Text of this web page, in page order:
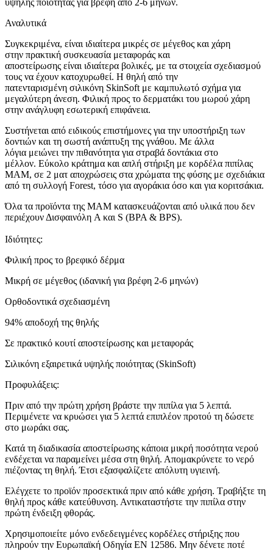
υψηλής ποιότητας για βρέφη από 2-6 μηνών.
Αναλυτικά
Συγκεκριμένα, είναι ιδιαίτερα μικρές σε μέγεθος και χάρη
στην πρακτική συσκευασία μεταφοράς και
αποστείρωσης είναι ιδιαίτερα βολικές, με τα στοιχεία σχεδιασμού
τους να έχουν κατοχυρωθεί. Η θηλή από την
πατενταρισμένη σιλικόνη SkinSoft με καμπυλωτό σχήμα για
μεγαλύτερη άνεση. Φιλική προς το δερματάκι του μωρού χάρη
στην ανάγλυφη εσωτερική επιφάνεια.
Συστήνεται από ειδικούς επιστήμονες για την υποστήριξη των
δοντιών και τη σωστή ανάπτυξη της γνάθου. Με άλλα
λόγια μειώνει την πιθανότητα για στραβά δοντάκια στο
μέλλον. Εύκολο κράτημα και απλή στήριξη με κορδέλα πιπίλας
MAM, σε 2 ματ αποχρώσεις στα χρώματα της φύσης με σχεδιάκια
από τη συλλογή Forest, τόσο για αγοράκια όσο και για κοριτσάκια.
Όλα τα προϊόντα της MAM κατασκευάζονται από υλικά που δεν
περιέχουν Δισφαινόλη A και S (BPA & BPS).
Ιδιότητες:
Φιλική προς το βρεφικό δέρμα
Μικρή σε μέγεθος (ιδανική για βρέφη 2-6 μηνών)
Ορθοδοντικά σχεδιασμένη
94% αποδοχή της θηλής
Σε πρακτικό κουτί αποστείρωσης και μεταφοράς
Σιλικόνη εξαιρετικά υψηλής ποιότητας (SkinSoft)
Προφυλάξεις:
Πριν από την πρώτη χρήση βράστε την πιπίλα για 5 λεπτά.
Περιμένετε να κρυώσει για 5 λεπτά επιπλέον προτού τη δώσετε
στο μωράκι σας.
Κατά τη διαδικασία αποστείρωσης κάποια μικρή ποσότητα νερού
ενδέχεται να παραμείνει μέσα στη θηλή. Απομακρύνετε το νερό
πιέζοντας τη θηλή. Έτσι εξασφαλίζετε απόλυτη υγιεινή.
Ελέγχετε το προϊόν προσεκτικά πριν από κάθε χρήση. Τραβήξτε τη
θηλή προς κάθε κατεύθυνση. Αντικαταστήστε την πιπίλα στην
πρώτη ένδειξη φθοράς.
Χρησιμοποιείτε μόνο ενδεδειγμένες κορδέλες στήριξης που
πληρούν την Ευρωπαϊκή Οδηγία ΕΝ 12586. Μην δένετε ποτέ